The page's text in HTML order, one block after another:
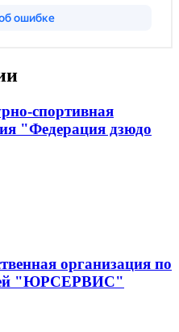
спортивная
"Федерация дзюдо
организация по
"ЮРСЕРВИС"